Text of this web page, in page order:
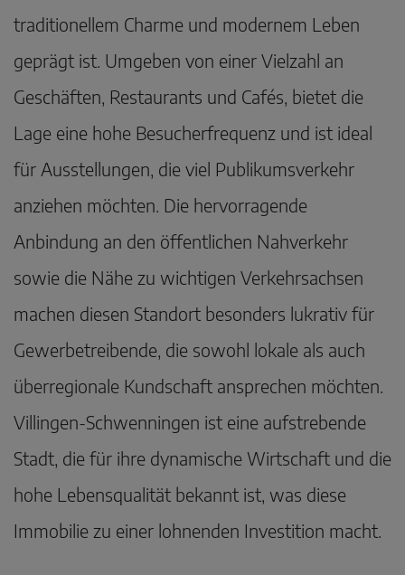
traditionellem Charme und modernem Leben
geprägt ist. Umgeben von einer Vielzahl an
Geschäften, Restaurants und Cafés, bietet die
Lage eine hohe Besucherfrequenz und ist ideal
für Ausstellungen, die viel Publikumsverkehr
anziehen möchten. Die hervorragende
Anbindung an den öffentlichen Nahverkehr
sowie die Nähe zu wichtigen Verkehrsachsen
machen diesen Standort besonders lukrativ für
Gewerbetreibende, die sowohl lokale als auch
überregionale Kundschaft ansprechen möchten.
Villingen-Schwenningen ist eine aufstrebende
Stadt, die für ihre dynamische Wirtschaft und die
hohe Lebensqualität bekannt ist, was diese
Immobilie zu einer lohnenden Investition macht.